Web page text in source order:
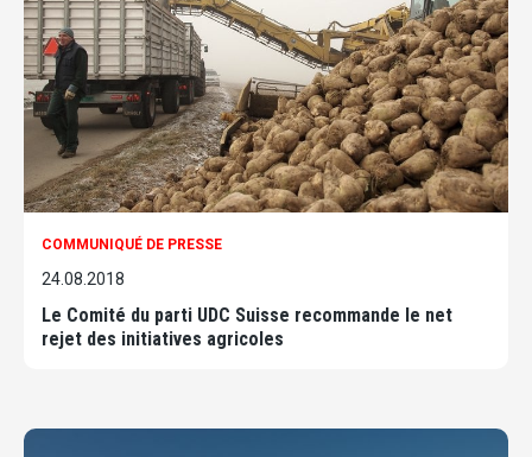
COMMUNIQUÉ DE PRESSE
24.08.2018
Le Comité du parti UDC Suisse recommande le net
rejet des initiatives agricoles